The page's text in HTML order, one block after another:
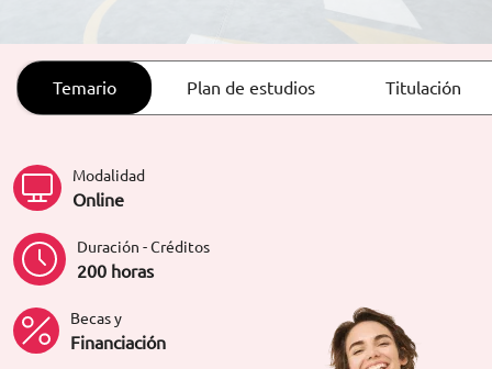
Temario Plan de estudios Titulación
Modalidad
Online
Duración - Créditos
200 horas
Becas y
Financiación